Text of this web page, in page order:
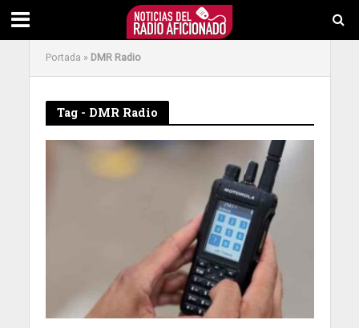
Portada » DMR Radio
Tag - DMR Radio